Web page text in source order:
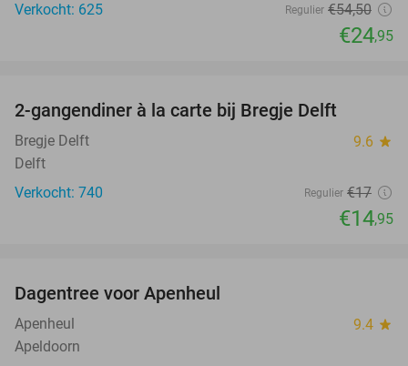
Verkocht: 625
Regulier €54,50
€24,95
2-gangendiner à la carte bij Bregje Delft
Bregje Delft 9.6 star
Delft
Verkocht: 740
Regulier €17
€14,95
Dagentree voor Apenheul
Apenheul 9.4 star
Apeldoorn